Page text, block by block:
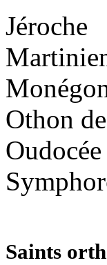
Jéroche
Othon
Oudocée
Saints